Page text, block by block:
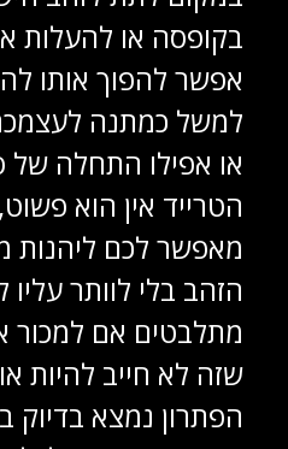
בקופסה או להעלות
אפשר להפוך אותו
למשל כמתנה
או אפילו התחלה של
הטרייד אין הוא
מאפשר לכם ליהנות
הזהב בלי לוותר
מתלבטים אם למכור
שזה לא חייב להיות
הפתרון נמצא